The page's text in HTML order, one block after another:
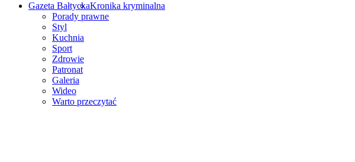
Gazeta BałtyckaKronika kryminalna
Porady prawne
Styl
Kuchnia
Sport
Zdrowie
Patronat
Galeria
Wideo
Warto przeczytać